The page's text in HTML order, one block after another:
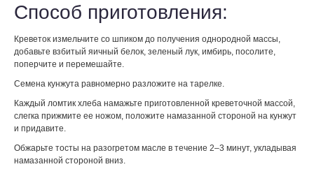
Способ приготовления:
Креветок измельчите со шпиком до получения однородной массы,
добавьте взбитый яичный белок, зеленый лук, имбирь, посолите,
поперчите и перемешайте.
Семена кунжута равномерно разложите на тарелке.
Каждый ломтик хлеба намажьте приготовленной креветочной массой,
слегка прижмите ее ножом, положите намазанной стороной на кунжут
и придавите.
Обжарьте тосты на разогретом масле в течение 2–3 минут, укладывая
намазанной стороной вниз.